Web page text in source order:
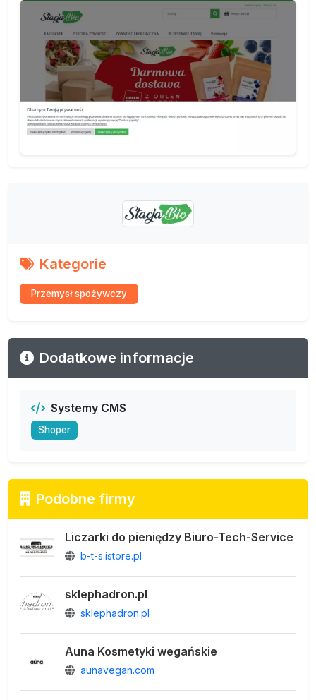
Kategorie
Przemysł spożywczy
Dodatkowe informacje
Systemy CMS
Shoper
Podobne firmy
Liczarki do pieniędzy Biuro-Tech-Service
b-t-s.istore.pl
sklephadron.pl
sklephadron.pl
Auna Kosmetyki wegańskie
aunavegan.com